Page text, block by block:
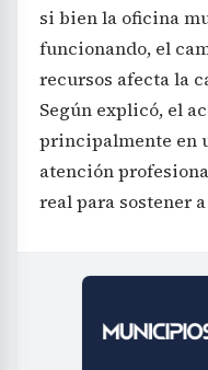
si bien la oficina
funcionando, el
recursos afecta la
Según explicó, el
principalmente en
atención
real para sostener